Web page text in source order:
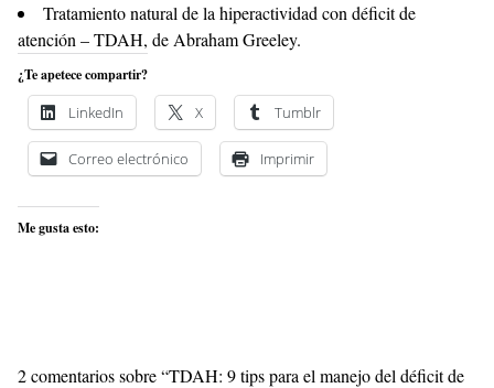
Tratamiento natural de la hiperactividad con déficit de
atención – TDAH, de Abraham Greeley.
¿Te apetece compartir?
LinkedIn X Tumblr
Correo electrónico Imprimir
Me gusta esto:
2 comentarios sobre “TDAH: 9 tips para el manejo del déficit de